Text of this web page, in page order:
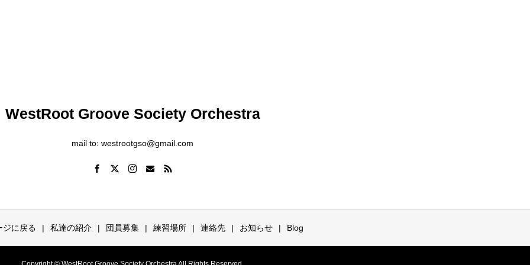
WestRoot Groove Society Orchestra
mail to: westrootgso@gmail.com
ジに戻る 私達の紹介 団員募集 練習場所 連絡先 お知らせ Blog